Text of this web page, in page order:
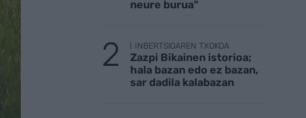
neure burua"
INBERTSIOAREN TXOKOA
Zazpi Bikainen istorioa;
hala bazan edo ez bazan,
sar dadila kalabazan